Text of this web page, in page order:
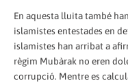
En aquesta lluita també
islamistes entestades en
islamistes han arribat a
règim Mubàrak no eren
corrupció. Mentre es